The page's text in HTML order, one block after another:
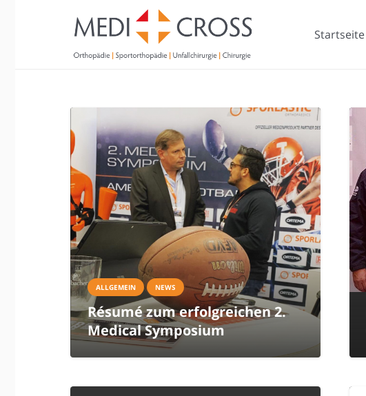
Startseite
ALLGEMEIN NEWS
Résumé zum erfolgreichen 2.
Medical Symposium